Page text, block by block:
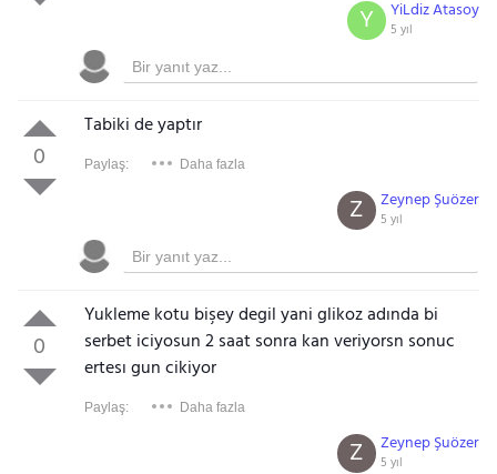
YiLdiz Atasoy
5 yıl
Y
0
Tabiki de yaptır
Paylaş: Daha fazla
Zeynep Şuözer
5 yıl
Z
0
Yukleme kotu bişey degil yani glikoz adında bi
serbet iciyosun 2 saat sonra kan veriyorsn sonuc
ertesı gun cikiyor
Paylaş: Daha fazla
Zeynep Şuözer
5 yıl
Z